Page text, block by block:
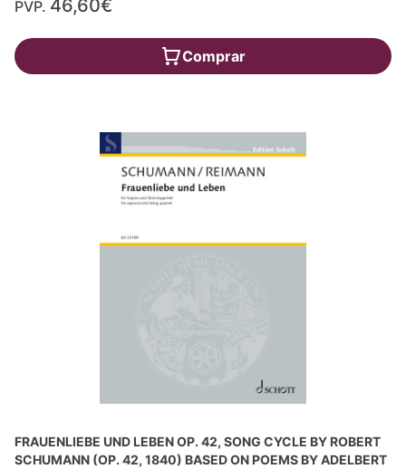
PVP. 46,60€
Comprar
FRAUENLIEBE UND LEBEN OP. 42, SONG CYCLE BY ROBERT
SCHUMANN (OP. 42, 1840) BASED ON POEMS BY ADELBERT